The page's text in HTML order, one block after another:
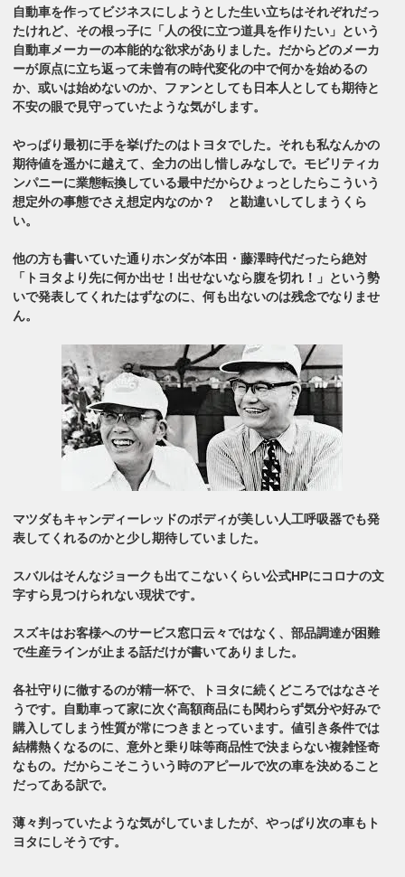
自動車を作ってビジネスにしようとした生い立ちはそれぞれだっ
たけれど、その根っ子に「人の役に立つ道具を作りたい」という
自動車メーカーの本能的な欲求がありました。だからどのメーカ
ーが原点に立ち返って未曾有の時代変化の中で何かを始めるの
か、或いは始めないのか、ファンとしても日本人としても期待と
不安の眼で見守っていたような気がします。
やっぱり最初に手を挙げたのはトヨタでした。それも私なんかの
期待値を遥かに越えて、全力の出し惜しみなしで。モビリティカ
ンパニーに業態転換している最中だからひょっとしたらこういう
想定外の事態でさえ想定内なのか？ と勘違いしてしまうくら
い。
他の方も書いていた通りホンダが本田・藤澤時代だったら絶対
「トヨタより先に何か出せ！出せないなら腹を切れ！」という勢
いで発表してくれたはずなのに、何も出ないのは残念でなりませ
ん。
マツダもキャンディーレッドのボディが美しい人工呼吸器でも発
表してくれるのかと少し期待していました。
スバルはそんなジョークも出てこないくらい公式HPにコロナの文
字すら見つけられない現状です。
スズキはお客様へのサービス窓口云々ではなく、部品調達が困難
で生産ラインが止まる話だけが書いてありました。
各社守りに徹するのが精一杯で、トヨタに続くどころではなさそ
うです。自動車って家に次ぐ高額商品にも関わらず気分や好みで
購入してしまう性質が常につきまとっています。値引き条件では
結構熱くなるのに、意外と乗り味等商品性で決まらない複雑怪奇
なもの。だからこそこういう時のアピールで次の車を決めること
だってある訳で。
薄々判っていたような気がしていましたが、やっぱり次の車もト
ヨタにしそうです。